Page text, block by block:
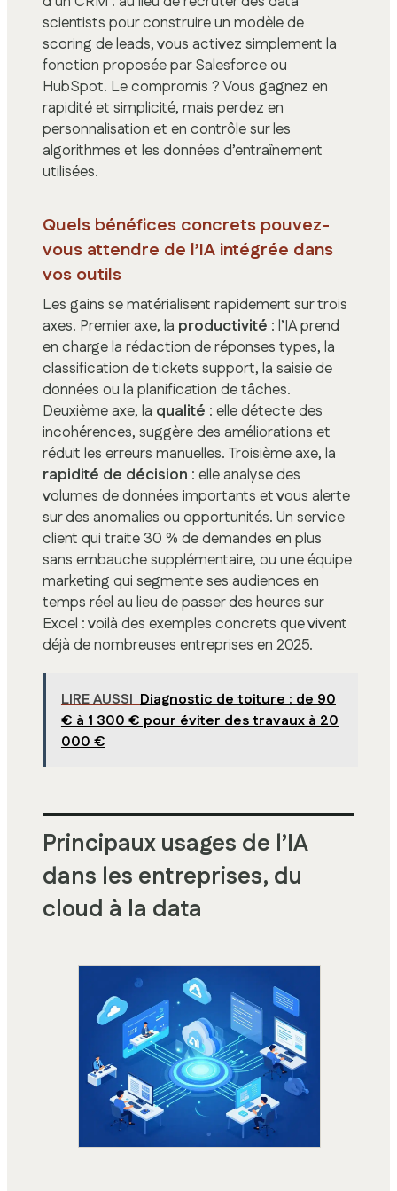
scientists pour construire un modèle de
scoring de leads, vous activez simplement la
fonction proposée par Salesforce ou
HubSpot. Le compromis ? Vous gagnez en
rapidité et simplicité, mais perdez en
personnalisation et en contrôle sur les
algorithmes et les données d’entraînement
utilisées.
Quels bénéfices concrets pouvez-
vous attendre de l’IA intégrée dans
vos outils
Les gains se matérialisent rapidement sur trois
axes. Premier axe, la productivité : l’IA prend
en charge la rédaction de réponses types, la
classification de tickets support, la saisie de
données ou la planification de tâches.
Deuxième axe, la qualité : elle détecte des
incohérences, suggère des améliorations et
réduit les erreurs manuelles. Troisième axe, la
rapidité de décision : elle analyse des
volumes de données importants et vous alerte
sur des anomalies ou opportunités. Un service
client qui traite 30 % de demandes en plus
sans embauche supplémentaire, ou une équipe
marketing qui segmente ses audiences en
temps réel au lieu de passer des heures sur
Excel : voilà des exemples concrets que vivent
déjà de nombreuses entreprises en 2025.
LIRE AUSSI Diagnostic de toiture : de 90
€ à 1 300 € pour éviter des travaux à 20
000 €
Principaux usages de l’IA
dans les entreprises, du
cloud à la data